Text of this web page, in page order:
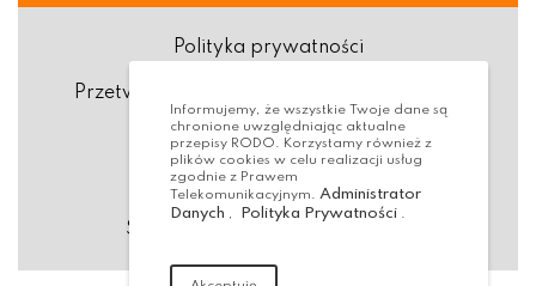
Polityka prywatności
Przetwarzanie danych osobowych (RODO)
Deklaracja dostępności
Dostępność Architektoniczna
Standardy ochrony małoletnich
Informujemy, że wszystkie Twoje dane są
chronione uwzględniając aktualne
przepisy RODO. Korzystamy również z
plików cookies w celu realizacji usług
zgodnie z Prawem
Telekomunikacyjnym. Administrator
Danych , Polityka Prywatności .